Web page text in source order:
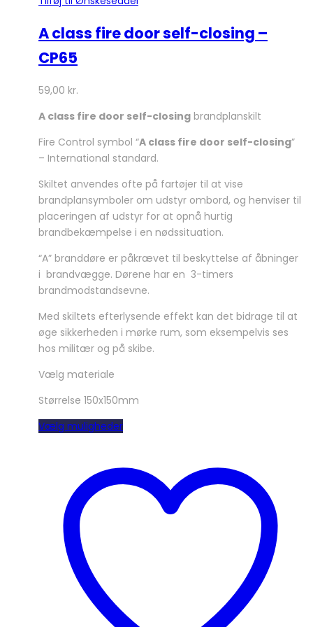
A class fire door self-closing –
CP65
59,00 kr.
A class fire door self-closing brandplanskilt
Fire Control symbol “A class fire door self-closing”
– International standard.
Skiltet anvendes ofte på fartøjer til at vise
brandplansymboler om udstyr ombord, og henviser til
placeringen af udstyr for at opnå hurtig
brandbekæmpelse i en nødssituation.
“A” branddøre er påkrævet til beskyttelse af åbninger
i brandvægge. Dørene har en 3-timers
brandmodstandsevne.
Med skiltets efterlysende effekt kan det bidrage til at
øge sikkerheden i mørke rum, som eksempelvis ses
hos militær og på skibe.
Vælg materiale
Størrelse 150x150mm
Vælg mulighederDette
flere
varianter.
Mulighederne